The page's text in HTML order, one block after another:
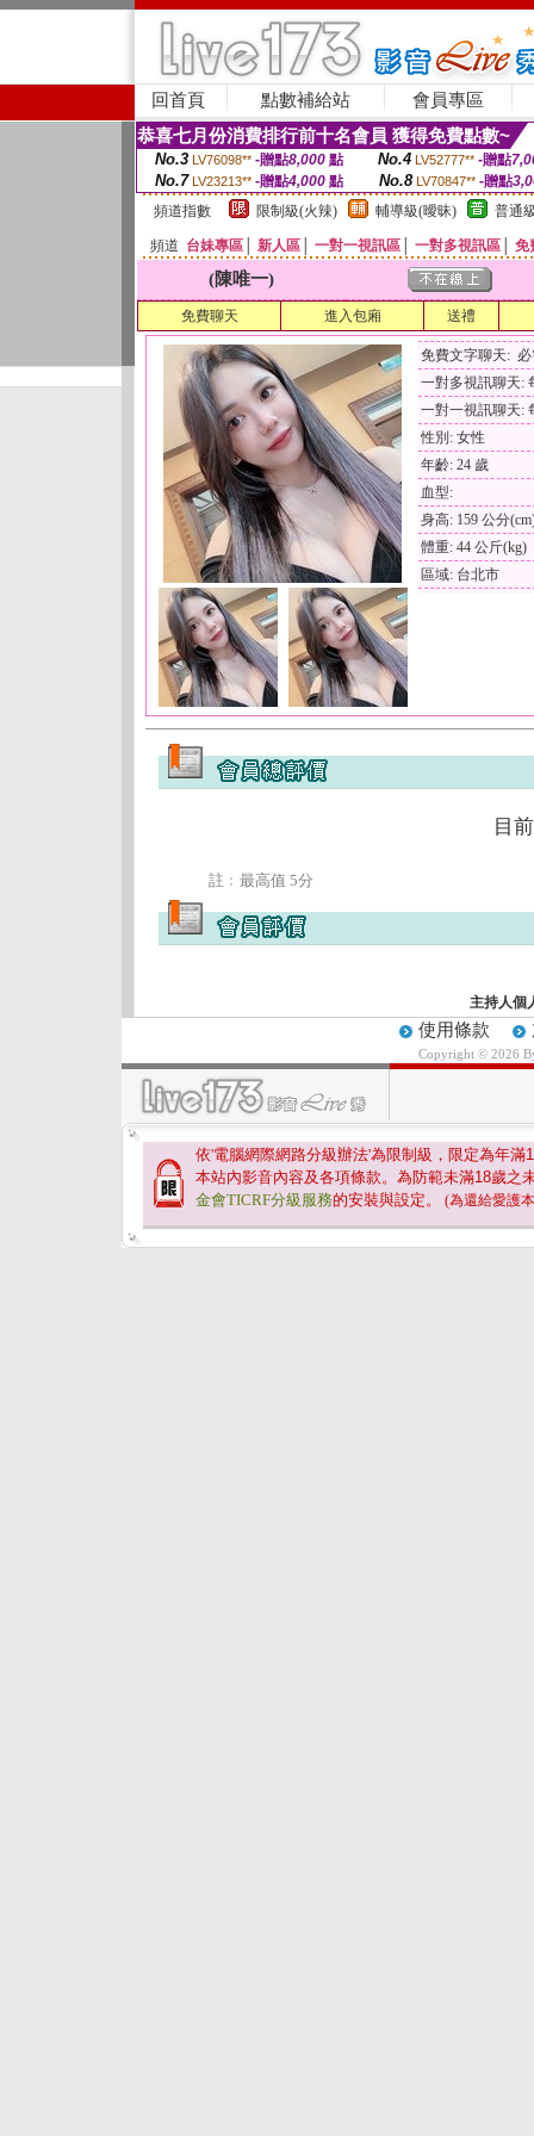
回首頁 點數補給站 會員專區
恭喜七月份消費排行前十名會員 獲得免費點數~
No.3 LV76098** -贈點8,000點 No.4 LV52777** -贈點
No.7 LV23213** -贈點4,000 點 No.8 LV70847** -贈點
頻道指數
限制級(火辣) 輔導級(曖昧) 普通
頻道 台妹專區 新人區 一對一視訊區 一對多視訊區 免
(陳唯一)
免費聊天 進入包廂 送禮
免費文字聊天:
一對多視訊聊天:
一對一視訊聊天:
性別: 女性
年齡: 24 歲
血型:
身高: 159 公分
體重: 44 公斤(kg)
區域: 台北市
目
註﹕最高值 5分
主持人個
使用條款
Copyright © 2026
依'電腦網際網路分級辦法'為限制級，限定為年滿
本站內影音內容及各項條款。為防範未滿18歲之
金會TICRF分級服務的安裝與設定。 (為還給愛護